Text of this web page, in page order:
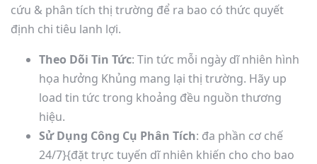
cứu & phân tích thị trường để ra bao có thức quyết
định chi tiêu lanh lợi.
Theo Dõi Tin Tức: Tin tức mỗi ngày dĩ nhiên hình
họa hưởng Khủng mang lại thị trường. Hãy up
load tin tức trong khoảng đều nguồn thương
hiệu.
Sử Dụng Công Cụ Phân Tích: đa phần cơ chế
24/7}{đặt trực tuyến dĩ nhiên khiến cho cho bao